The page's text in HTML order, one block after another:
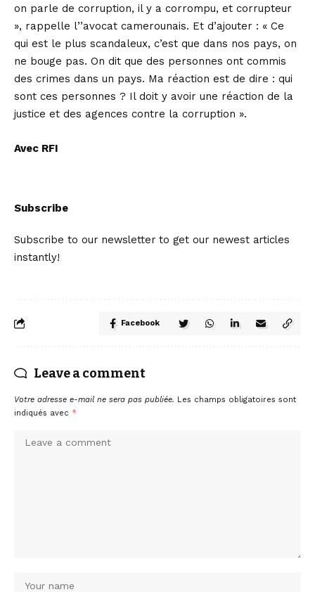
on parle de corruption, il y a corrompu, et corrupteur
», rappelle l’’avocat camerounais. Et d’ajouter : « Ce
qui est le plus scandaleux, c’est que dans nos pays, on
ne bouge pas. On dit que des personnes ont commis
des crimes dans un pays. Ma réaction est de dire : qui
sont ces personnes ? Il doit y avoir une réaction de la
justice et des agences contre la corruption ».
Avec RFI
Subscribe
Subscribe to our newsletter to get our newest articles
instantly!
Facebook
Leave a comment
Votre adresse e-mail ne sera pas publiée. Les champs obligatoires sont
indiqués avec *